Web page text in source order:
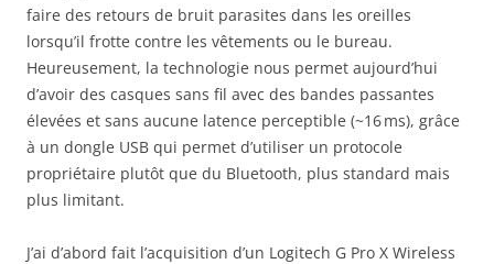
faire des retours de bruit parasites dans les oreilles
lorsqu’il frotte contre les vêtements ou le bureau.
Heureusement, la technologie nous permet aujourd’hui
d’avoir des casques sans fil avec des bandes passantes
élevées et sans aucune latence perceptible (~16 ms), grâce
à un dongle USB qui permet d’utiliser un protocole
propriétaire plutôt que du Bluetooth, plus standard mais
plus limitant.
J’ai d’abord fait l’acquisition d’un Logitech G Pro X Wireless